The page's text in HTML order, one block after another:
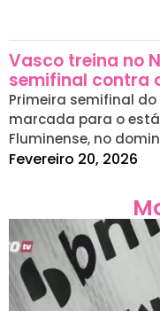
Vasco treina no
semifinal contra
Primeira semifinal
marcada para o
Fluminense, no
Fevereiro 20, 2026